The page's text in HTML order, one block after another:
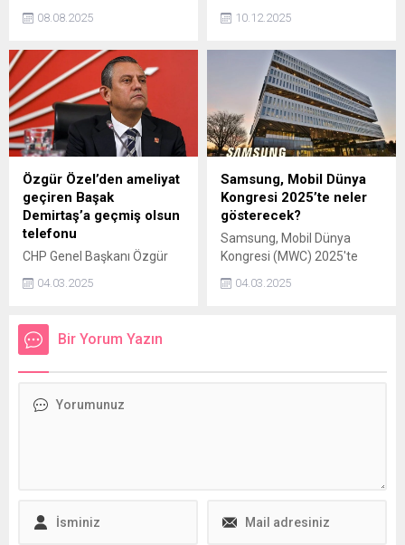
için ÖTV zammının ardından
fiyatlarını güncelledi ve
kredi kampanyalarını
duyurdu. Şirket,
müşterilerine cazip
finansman seçenekleri
sunmaya devam ediyor.
Özellikle %0 faizli 12 ay
vadeli kredi imkanı bu ay da
sürüyor. Bunun yanı sıra,
daha yüksek tutarlı kredi
seçenekleri de kullanıcıların
08.08.2025
Fenomen kültürünün perde
arkasını ve sosyal medyanın
tempoyla anlatan film,
sistemi sert bir şekilde
eleştiriyor. Gerilimin giderek
yükseldiği sahneleriyle
“TikTok Killer”, yılın en çok
konuşulacak yapımları
arasında gösteriliyor.
10.12.2025
Özgür Özel’den ameliyat
geçiren Başak
Demirtaş’a geçmiş olsun
telefonu
CHP Genel Başkanı Özgür
Başak Demirtaş ile telefon
geçmiş olsun dileklerini iletti.
04.03.2025
Samsung, Mobil Dünya
Kongresi 2025’te neler
gösterecek?
Samsung, Mobil Dünya
Kongresi (MWC) 2025'te
geliştirdiği yeniliklerini
04.03.2025
Bir Yorum Yazın